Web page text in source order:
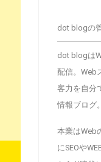
dot blogの
dot blogは
配信。Web
客力を自分
情報ブログ。
本業はWeb
にSEOや